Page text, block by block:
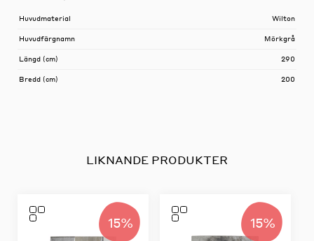
Huvudmaterial Wilton
Huvudfärgnamn Mörkgrå
Längd (cm) 290
Bredd (cm) 200
LIKNANDE PRODUKTER
15% 15%